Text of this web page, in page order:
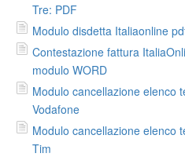
Tre: PDF
Modulo disdetta Italiaonline
Contestazione fattura
modulo WORD
Modulo cancellazione elenco
Vodafone
Modulo cancellazione elenco
Tim